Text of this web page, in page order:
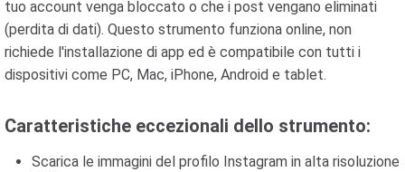
tuo account venga bloccato o che i post vengano eliminati
(perdita di dati). Questo strumento funziona online, non
richiede l'installazione di app ed è compatibile con tutti i
dispositivi come PC, Mac, iPhone, Android e tablet.
Caratteristiche eccezionali dello strumento:
Scarica le immagini del profilo Instagram in alta risoluzione